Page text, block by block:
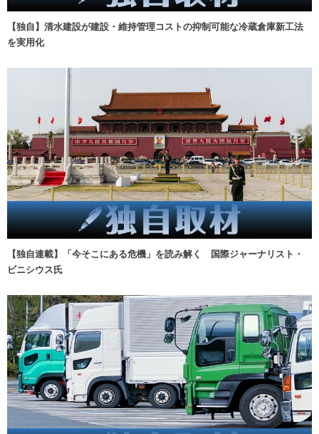
【独自】清水建設が建設・維持管理コストの抑制可能な冷蔵倉庫新工法
を実用化
【独自連載】「今そこにある危機」を読み解く 国際ジャーナリスト・
ビニシウス氏